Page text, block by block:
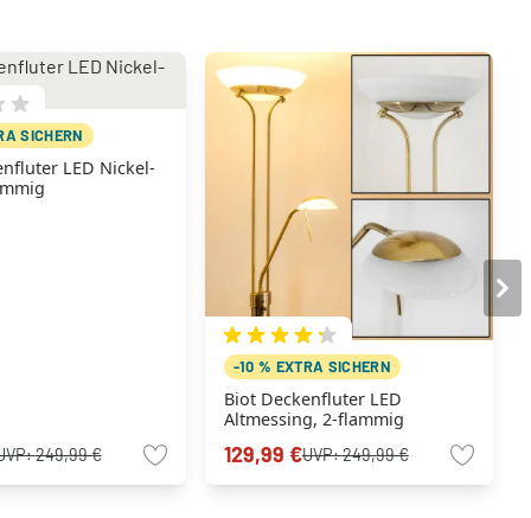
SICHERN
LED Nickel-
249,99 €
-10 % EXTRA SICHERN
Biot Deckenfluter LED
Altmessing, 2-flammig
129,99 €UVP:249,99 €